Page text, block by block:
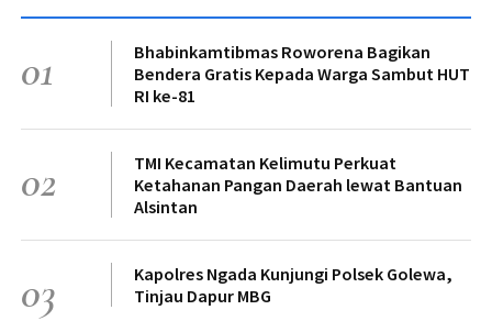
01
Bhabinkamtibmas Roworena Bagikan
Bendera Gratis Kepada Warga Sambut HUT
RI ke-81
02
TMI Kecamatan Kelimutu Perkuat
Ketahanan Pangan Daerah lewat Bantuan
Alsintan
03
Kapolres Ngada Kunjungi Polsek Golewa,
Tinjau Dapur MBG